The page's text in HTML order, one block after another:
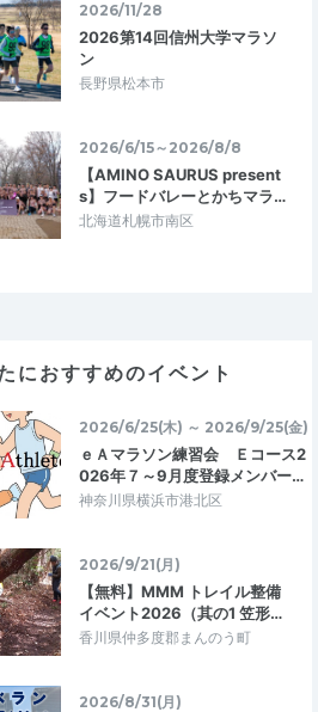
トで
んのレ
感が本
美味…
トレイ
2026/8/2
今回初めて、裏湖南アルプ
けあって、ハイカーさんは
川ドボン！裏湖南アルプ
｜チャレンジコース
2026/11/28
2026第14回信州大学マラソ
ン
長野県松本市
2026/6/15～2026/8/8
【AMINO SAURUS present
s】フードバレーとかちマラ…
北海道札幌市南区
におすすめのイベント
2026/6/25(木) ～ 2026/9/25(金)
ｅＡマラソン練習会 Ｅコース2
026年７～9月度登録メンバー…
神奈川県横浜市港北区
2026/9/21(月)
【無料】MMM トレイル整備
イベント2026（其の1 笠形…
香川県仲多度郡まんのう町
2026/8/31(月)